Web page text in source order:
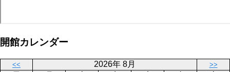
開館カレンダー
<< 2026年 8月 >>